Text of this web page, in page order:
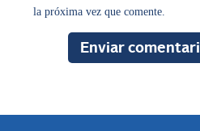
la próxima vez que comente.